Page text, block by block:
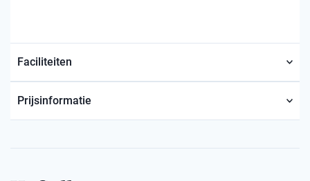
Faciliteiten
Prijsinformatie